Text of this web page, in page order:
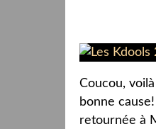
Coucou,
bonne
retournée à